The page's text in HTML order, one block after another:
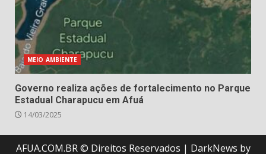
MEIO AMBIENTE
Governo realiza ações de fortalecimento no Parque
Estadual Charapucu em Afuá
14/03/2025
AFUA.COM.BR © Direitos Reservados | DarkNews by